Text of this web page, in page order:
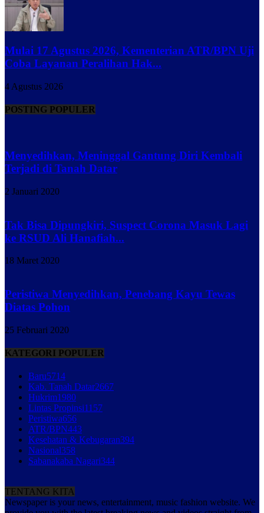
Mulai 17 Agustus 2026, Kementerian ATR/BPN Uji
Coba Layanan Peralihan Hak...
4 Agustus 2026
POSTING POPULER
Menyedihkan, Meninggal Gantung Diri Kembali
Terjadi di Tanah Datar
2 Januari 2020
Tak Bisa Dipungkiri, Suspect Corona Masuk Lagi
ke RSUD Ali Hanafiah...
18 Maret 2020
Peristiwa Menyedihkan, Penebang Kayu Tewas
Diatas Pohon
25 Februari 2020
KATEGORI POPULER
Baru5714
Kab. Tanah Datar2667
Hukrim1980
Lintas Propinsi1157
Peristiwa656
ATR/BPN443
Kesehatan & Kebugaran394
Nasional358
Sabanakaba Nagari344
TENTANG KITA
Newspaper is your news, entertainment, music fashion website. We